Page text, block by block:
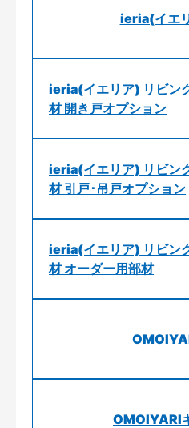
ieria(イエ
ieria(イエリア) リビン
材 開き戸オプション
ieria(イエリア) リビン
材 引戸･吊戸オプション
ieria(イエリア) リビン
材 オーダー用部材
OMOIYARI